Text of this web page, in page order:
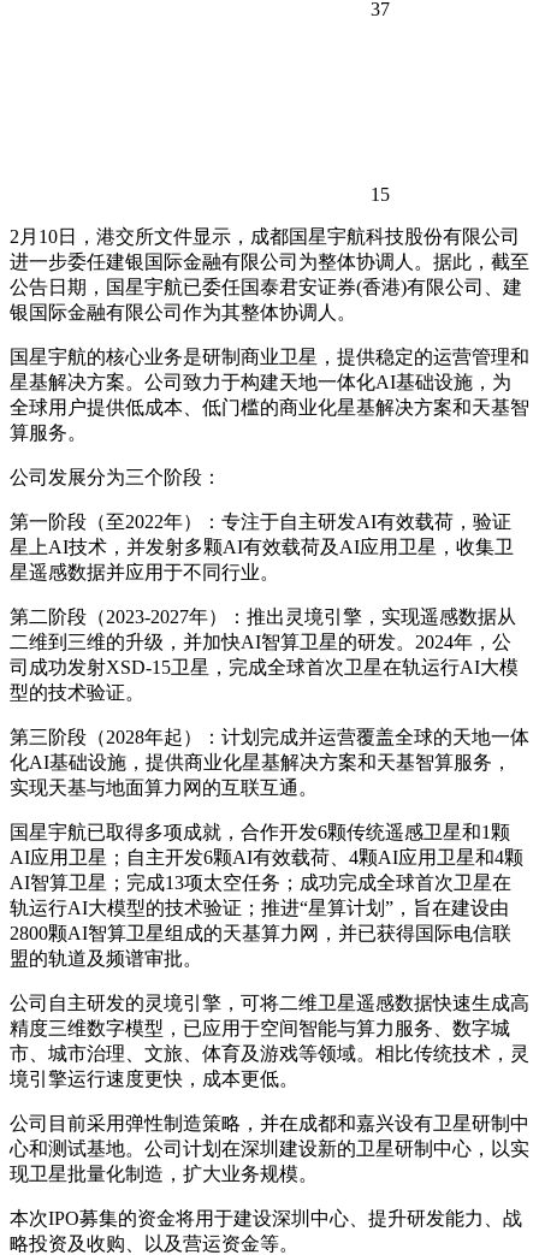
37
15
2月10日，港交所文件显示，成都国星宇航科技股份有限公司
进一步委任建银国际金融有限公司为整体协调人。据此，截至
公告日期，国星宇航已委任国泰君安证券(香港)有限公司、建
银国际金融有限公司作为其整体协调人。
国星宇航的核心业务是研制商业卫星，提供稳定的运营管理和
星基解决方案。公司致力于构建天地一体化AI基础设施，为
全球用户提供低成本、低门槛的商业化星基解决方案和天基智
算服务。
公司发展分为三个阶段：
第一阶段（至2022年）：专注于自主研发AI有效载荷，验证
星上AI技术，并发射多颗AI有效载荷及AI应用卫星，收集卫
星遥感数据并应用于不同行业。
第二阶段（2023-2027年）：推出灵境引擎，实现遥感数据从
二维到三维的升级，并加快AI智算卫星的研发。2024年，公
司成功发射XSD-15卫星，完成全球首次卫星在轨运行AI大模
型的技术验证。
第三阶段（2028年起）：计划完成并运营覆盖全球的天地一体
化AI基础设施，提供商业化星基解决方案和天基智算服务，
实现天基与地面算力网的互联互通。
国星宇航已取得多项成就，合作开发6颗传统遥感卫星和1颗
AI应用卫星；自主开发6颗AI有效载荷、4颗AI应用卫星和4颗
AI智算卫星；完成13项太空任务；成功完成全球首次卫星在
轨运行AI大模型的技术验证；推进“星算计划”，旨在建设由
2800颗AI智算卫星组成的天基算力网，并已获得国际电信联
盟的轨道及频谱审批。
公司自主研发的灵境引擎，可将二维卫星遥感数据快速生成高
精度三维数字模型，已应用于空间智能与算力服务、数字城
市、城市治理、文旅、体育及游戏等领域。相比传统技术，灵
境引擎运行速度更快，成本更低。
公司目前采用弹性制造策略，并在成都和嘉兴设有卫星研制中
心和测试基地。公司计划在深圳建设新的卫星研制中心，以实
现卫星批量化制造，扩大业务规模。
本次IPO募集的资金将用于建设深圳中心、提升研发能力、战
略投资及收购、以及营运资金等。